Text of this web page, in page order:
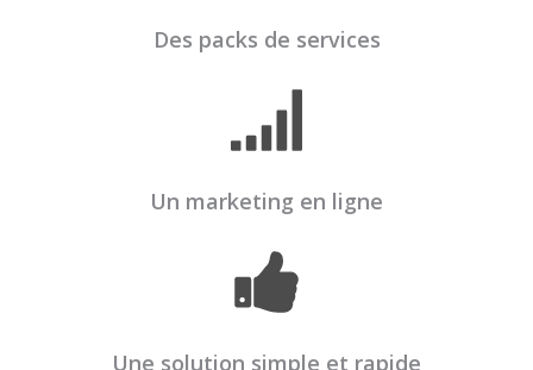
Des packs de services
Un marketing en ligne
Une solution simple et rapide